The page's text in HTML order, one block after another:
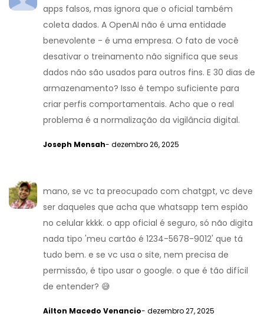
apps falsos, mas ignora que o oficial também
coleta dados. A OpenAI não é uma entidade
benevolente - é uma empresa. O fato de você
desativar o treinamento não significa que seus
dados não são usados para outros fins. E 30 dias de
armazenamento? Isso é tempo suficiente para
criar perfis comportamentais. Acho que o real
problema é a normalização da vigilância digital.
Joseph Mensah- dezembro 26, 2025
mano, se vc ta preocupado com chatgpt, vc deve
ser daqueles que acha que whatsapp tem espião
no celular kkkk. o app oficial é seguro, só não digita
nada tipo 'meu cartão é 1234-5678-9012' que tá
tudo bem. e se vc usa o site, nem precisa de
permissão, é tipo usar o google. o que é tão difícil
de entender? 😅
Ailton Macedo Venancio- dezembro 27, 2025